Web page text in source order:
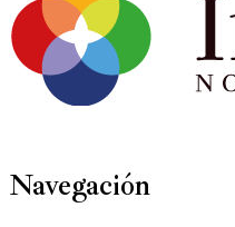
Navegación